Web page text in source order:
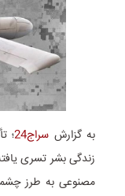
به گزارش سراج24
؛
زندگی بشر تسری
مصنوعی به طرز